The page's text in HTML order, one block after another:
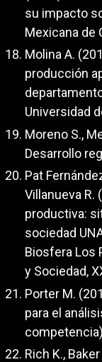
su impacto
Mexicana de
Molina A.
producción
Universidad
Moreno S.,
Desarrollo
Pat
Villanueva R.
productiva:
sociedad
Biosfera Los
y Sociedad,
Porter M.
para el
Rich K.,